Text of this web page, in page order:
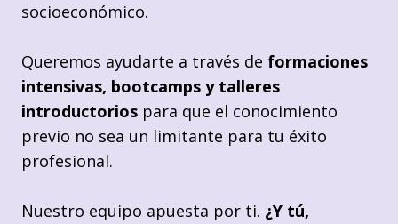
socioeconómico.
Queremos ayudarte a través de formaciones
intensivas, bootcamps y talleres
introductorios para que el conocimiento
previo no sea un limitante para tu éxito
profesional.
Nuestro equipo apuesta por ti. ¿Y tú,